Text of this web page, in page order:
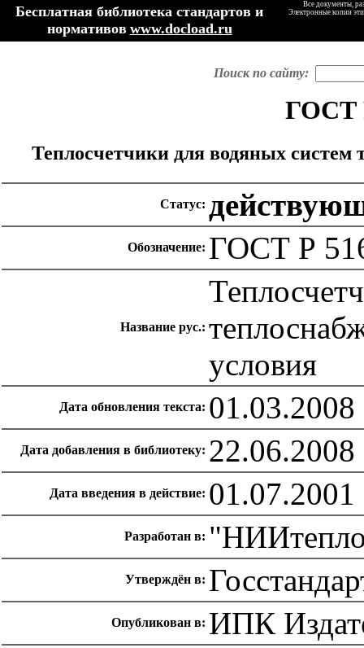
Бесплатная библиотека стандартов и
нормативов www.docload.ru
Все документы,
Электронные копии
Поиск по сайту:
ГОСТ
Теплосчетчики для водяных систем
Статус:
Обозначение: ГОСТ Р
Название рус.:
условия
Дата обновления текста: 01.03.2008
Дата добавления в библиотеку: 22.06.2008
Дата введения в действие: 01.07.2001
Разработан в:
Утверждён в:
Опубликован в: ИПК